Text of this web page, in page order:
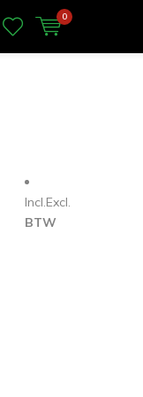
0
Incl.Excl.
BTW